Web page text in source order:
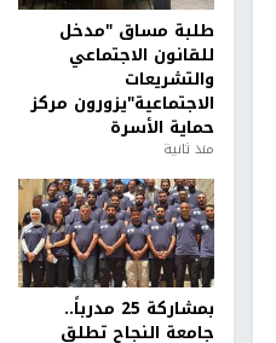
طلبة مساق "مدخل
للقانون الاجتماعي
والتشريعات
الاجتماعية"يزورون مركز
حماية الأسرة
منذ ثانية
بمشاركة 25 مدرباً..
جامعة النجاح تطلق